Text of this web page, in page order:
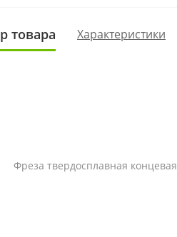
товара Характеристики
Фреза твердосплавная концевая